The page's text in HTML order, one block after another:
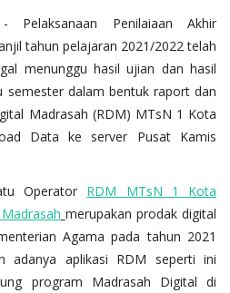
Pelaksanaan Penilaiaan Akhir
tahun pelajaran 2021/2022 telah
menunggu hasil ujian dan hasil
semester dalam bentuk raport dan
Madrasah (RDM) MTsN 1 Kota
Data ke server Pusat Kamis
Operator RDM MTsN 1 Kota
merupakan prodak digital
Agama pada tahun 2021
adanya aplikasi RDM seperti ini
program Madrasah Digital di